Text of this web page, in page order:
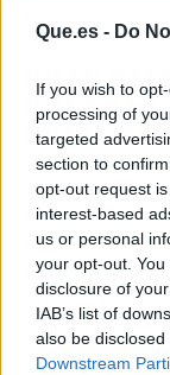
Que.es - Do
If you wish to
processing of
targeted
section to
opt-out request
interest-based
us or personal
your opt-out.
disclosure of
IAB’s list of
also be
Downstream
BRAD
Según el
(2º) y Julia
puestos en
una elección
que las
que